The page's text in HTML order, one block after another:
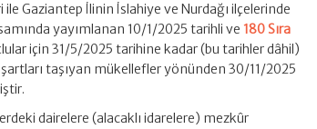
Gaziantep İlinin İslahiye ve Nurdağı ilçelerinde
yayımlanan 10/1/2025 tarihli ve180 Sıra
için 31/5/2025 tarihine kadar (bu tarihler dâhil)
taşıyan mükellefler yönünden 30/11/2025
dairelere (alacaklı idarelere) mezkûr